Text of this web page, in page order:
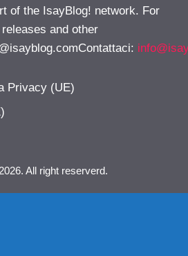
of the IsayBlog! network. For
and other
:
Privacy (UE)
All right reserverd.